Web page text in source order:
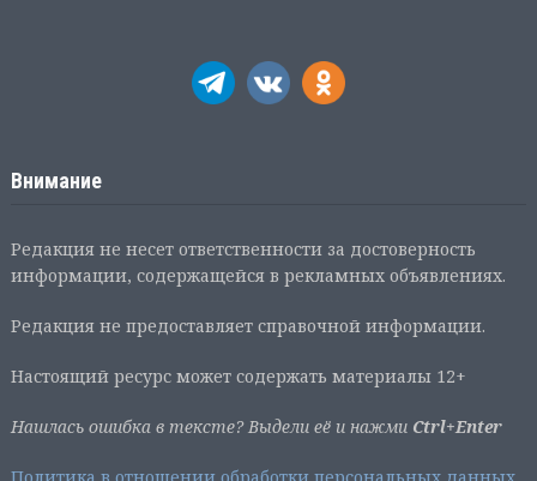
Внимание
Редакция не несет ответственности за достоверность
информации, содержащейся в рекламных объявлениях.
Редакция не предоставляет справочной информации.
Настоящий ресурс может содержать материалы 12+
Нашлась ошибка в тексте? Выдели её и нажми Ctrl+Enter